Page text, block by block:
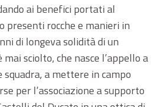
ai benefici portati al
presenti rocche e manieri in
di longeva solidità di un
sciolto, che nasce l’appello a
a mettere in campo
per l’associazione a supporto